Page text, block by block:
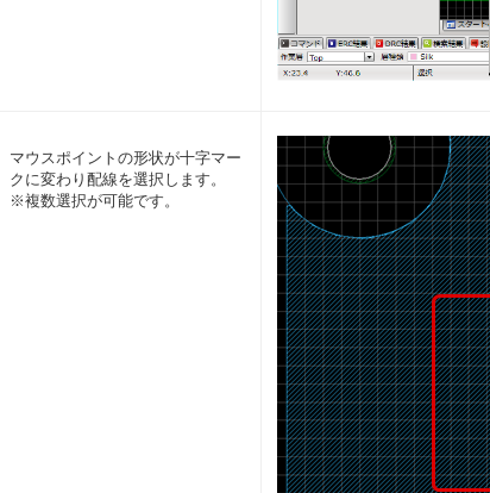
マウスポイントの形状が十字マー
クに変わり配線を選択します。
※複数選択が可能です。